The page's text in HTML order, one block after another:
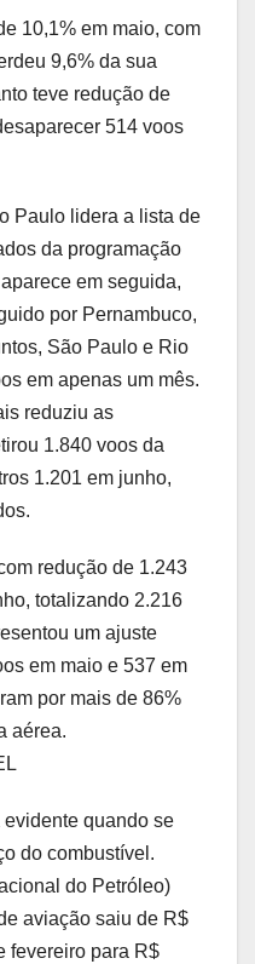
10,1% em maio, com
9,6% da sua
teve redução de
514 voos
Paulo lidera a lista de
da programação
em seguida,
por Pernambuco,
São Paulo e Rio
em apenas um mês.
reduziu as
1.840 voos da
1.201 em junho,
redução de 1.243
totalizando 2.216
um ajuste
em maio e 537 em
por mais de 86%
aérea.
quando se
do combustível.
do Petróleo)
aviação saiu de R$
fevereiro para R$